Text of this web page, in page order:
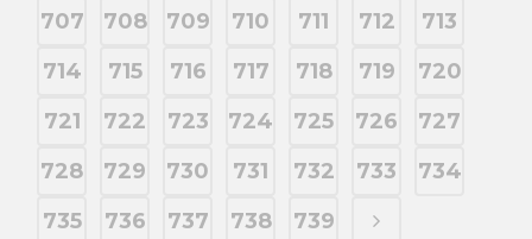
707
708 709 710 711 712
713
714
715 716 717 718 719
720
721
722 723 724 725 726
727
728
729 730 731 732 733
734
735
736 737 738 739